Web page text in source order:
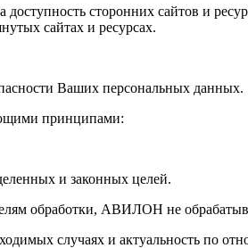
сторонних сайтов и
сайтах и ресурсах.
Ваших персональных данных.
принципами:
и законных целей.
обработки, АВИЛОН не
случаях и актуальность по